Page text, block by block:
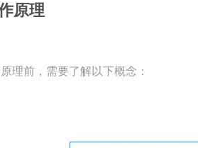
原理
理前，需要了解以下概念：